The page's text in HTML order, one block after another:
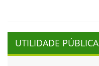
UTILIDADE PÚBLICA